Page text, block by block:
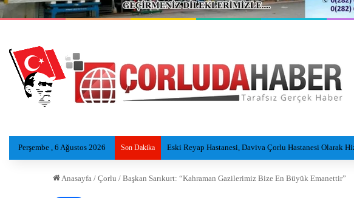
Perşembe , 6 Ağustos 2026 Son Dakika Tekirdağ’da itfaiye 7 ayda 8 bin 157 olaya müdahale etti
Anasayfa / Çorlu / Başkan Sarıkurt: “Kahraman Gazilerimiz Bize En Büyük Emanettir”